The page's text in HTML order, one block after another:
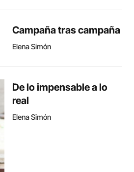
Campaña tras campaña
Elena Simón
De lo impensable a lo
real
Elena Simón